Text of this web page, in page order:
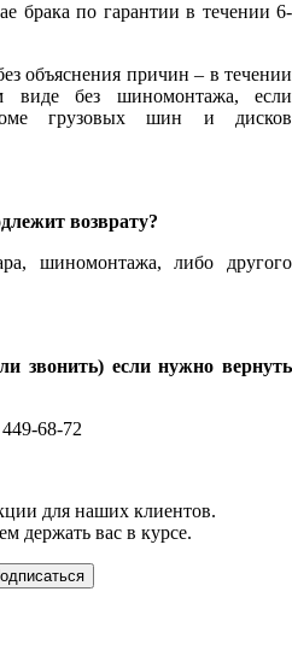
брака по гарантии в течении 6-
объяснения причин – в течении
виде без шиномонтажа, если
грузовых шин и дисков
возврату?
шиномонтажа, либо другого
звонить) если нужно вернуть
68-72
для наших клиентов.
держать вас в курсе.